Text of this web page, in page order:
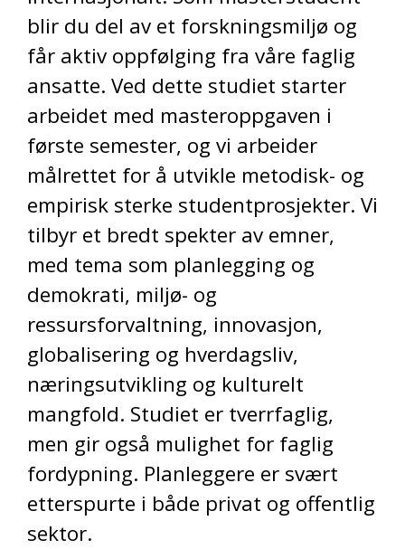
blir du del av et forskningsmiljø og
får aktiv oppfølging fra våre faglig
ansatte. Ved dette studiet starter
arbeidet med masteroppgaven i
første semester, og vi arbeider
målrettet for å utvikle metodisk- og
empirisk sterke studentprosjekter. Vi
tilbyr et bredt spekter av emner,
med tema som planlegging og
demokrati, miljø- og
ressursforvaltning, innovasjon,
globalisering og hverdagsliv,
næringsutvikling og kulturelt
mangfold. Studiet er tverrfaglig,
men gir også mulighet for faglig
fordypning. Planleggere er svært
etterspurte i både privat og offentlig
sektor.